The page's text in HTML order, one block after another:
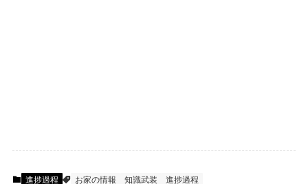
進捗過程 お家の情報 知識武装 進捗過程